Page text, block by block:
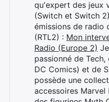
qu'expert des jeux
(Switch et Switch
émissions de radio
(RTL2) : Mon
Radio (Europe 2)
passionné de
DC Comics) et de
possède une
accessoires Marvel